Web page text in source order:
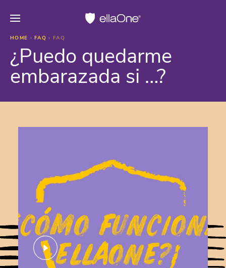
HOME › FAQ› FAQ
¿Puedo quedarme
embarazada si …?